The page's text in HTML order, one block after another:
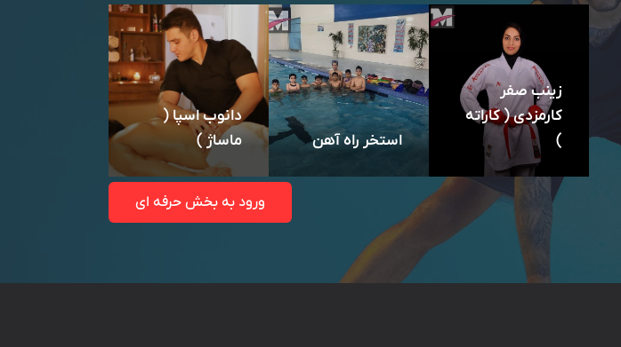
زینب صفر
کارمزدی ( کاراته
)
استخر راه آهن
دانوب اسپا (
ماساژ )
ورود به بخش حرفه ای